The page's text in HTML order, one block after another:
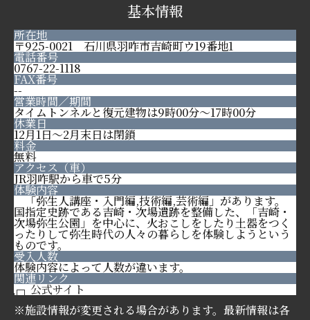
基本情報
所在地
〒925-0021 石川県羽咋市吉崎町ウ19番地1
電話番号
0767-22-1118
FAX番号
--
営業時間／期間
タイムトンネルと復元建物は9時00分～17時00分
休業日
12月1日～2月末日は閉鎖
料金
無料
アクセス（車）
JR羽咋駅から車で5分
体験内容
「弥生人講座・入門編,技術編,芸術編」があります。
国指定史跡である吉崎・次場遺跡を整備した、「吉崎・
次場弥生公園」を中心に、火おこしをしたり土器をつく
ったりして弥生時代の人々の暮らしを体験しようという
ものです。
受入人数
体験内容によって人数が違います。
関連リンク
公式サイト
※施設情報が変更される場合があります。最新情報は各